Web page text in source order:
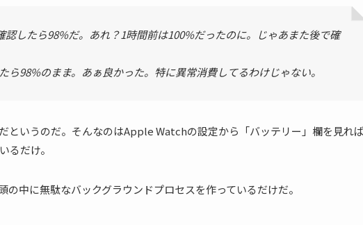
したら98%だ。あれ？1時間前は100%だったのに。じゃあまた後で確
ら98%のまま。あぁ良かった。特に異常消費してるわけじゃない。
というのだ。そんなのはApple Watchの設定から「バッテリー」欄を見れ
るだけ。
中に無駄なバックグラウンドプロセスを作っているだけだ。